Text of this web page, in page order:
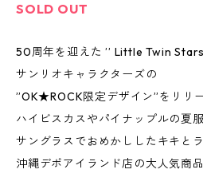
SOLD OUT
50周年を迎えた ’’ Little Twin
サンリオキャラクターズの
”OK★ROCK限定デザイン”をリリ
ハイビスカスやパイナップルの夏服
サングラスでおめかししたキキとラ
沖縄デポアイランド店の大人気商